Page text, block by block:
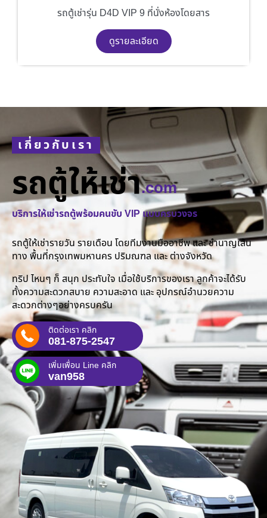
รถตู้เช่ารุ่น D4D VIP 9 ที่นั่งห้องโดยสาร
ดูรายละเอียด
เกี่ยวกับเรา
รถตู้ให้เช่า.com
บริการให้เช่ารถตู้พร้อมคนขับ VIP แบบครบวงจร
รถตู้ให้เช่ารายวัน รายเดือน โดยทีมงานมืออาชีพ และ ชำนาญเส้น
ทาง พื้นที่กรุงเทพมหานคร ปริมณฑล และ ต่างจังหวัด
ทริป ไหนๆ ก็ สนุก ประทับใจ เมื่อใช้บริการของเรา ลูกค้าจะได้รับ
ทั้งความสะดวกสบาย ความสะอาด และ อุปกรณ์อำนวยความ
สะดวกต่างๆอย่างครบครัน
ติดต่อเรา คลิก
081-875-2547
เพิ่มเพื่อน Line คลิก
van958